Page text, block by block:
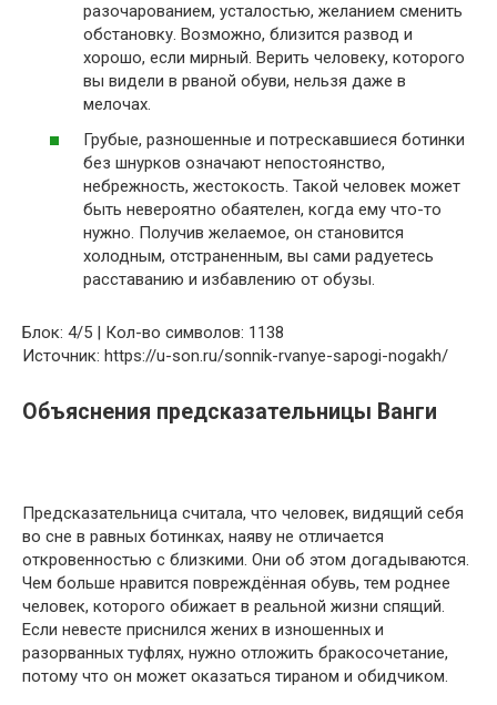
разочарованием, усталостью, желанием сменить
обстановку. Возможно, близится развод и
хорошо, если мирный. Верить человеку, которого
вы видели в рваной обуви, нельзя даже в
мелочах.
Грубые, разношенные и потрескавшиеся ботинки
без шнурков означают непостоянство,
небрежность, жестокость. Такой человек может
быть невероятно обаятелен, когда ему что-то
нужно. Получив желаемое, он становится
холодным, отстраненным, вы сами радуетесь
расставанию и избавлению от обузы.
Блок: 4/5 | Кол-во символов: 1138
Источник: https://u-son.ru/sonnik-rvanye-sapogi-nogakh/
Объяснения предсказательницы Ванги
Предсказательница считала, что человек, видящий себя
во сне в равных ботинках, наяву не отличается
откровенностью с близкими. Они об этом догадываются.
Чем больше нравится повреждённая обувь, тем роднее
человек, которого обижает в реальной жизни спящий.
Если невесте приснился жених в изношенных и
разорванных туфлях, нужно отложить бракосочетание,
потому что он может оказаться тираном и обидчиком.